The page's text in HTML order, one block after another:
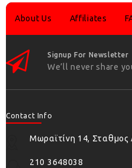
About Us Affiliates
Signup For Newsletter
We’ll never share
Contact Info
Μωραϊτίνη 14, Σταθμος
210 3648038